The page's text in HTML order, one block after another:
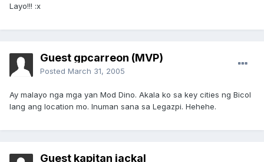
Layo!!! :x
Guest gpcarreon (MVP)
Posted March 31, 2005
Ay malayo nga mga yan Mod Dino. Akala ko sa key cities ng Bicol
lang ang location mo. Inuman sana sa Legazpi. Hehehe.
Guest kapitan jackal